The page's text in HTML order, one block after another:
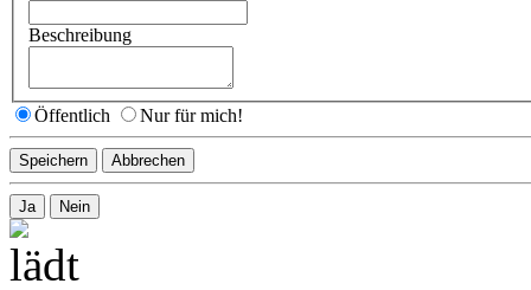
Beschreibung
Öffentlich Nur für mich!